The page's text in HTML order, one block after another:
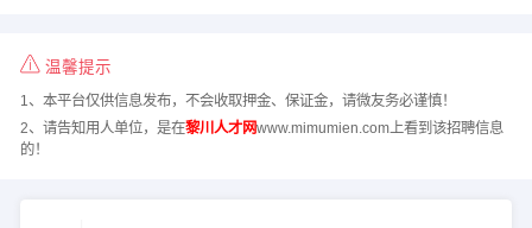
温馨提示
1、本平台仅供信息发布，不会收取押金、保证金，请微友务必谨慎！
2、请告知用人单位，是在黎川人才网www.mimumien.com上看到该招聘信息
的！